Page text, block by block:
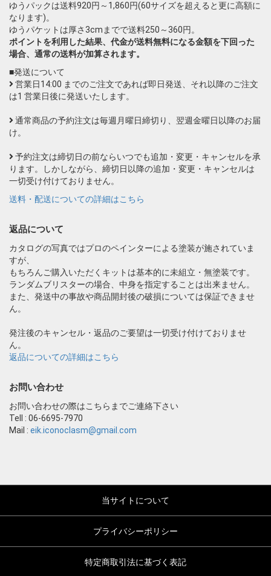
ゆうパックは送料920円～1,860円(60サイズを超えると更に高額に
なります)。
ゆうパケットは厚さ3cmまでで送料250～360円。
ポイントを利用した結果、代金が送料無料になる金額を下回った
場合、通常の送料が加算されます。
■発送について
営業日14:00 までのご注文であれば即日発送、それ以降のご注文
は1 営業日後に発送いたします。
通常商品の予約注文は毎週月曜日締切り、翌週金曜日以降のお届
け。
予約注文は締切日の前ならいつでも追加・変更・キャンセルを承
ります。しかしながら、締切日以降の追加・変更・キャンセルは
一切受け付けておりません。
送料・配送についての詳細はこちら
返品について
カタログの写真ではプロのペインターによる塗装が施されていま
すが、
もちろんご購入いただくキットは基本的に未組立・無塗装です。
ランダムブリスターの場合、中身を指定することは出来ません。
また、発送中の事故や商品開封後の破損については保証できませ
ん。
発注後のキャンセル・返品のご要望は一切受け付けておりませ
ん。
返品についての詳細はこちら
お問い合わせ
お問い合わせの際はこちらまでご連絡下さい
Tell : 06-6695-7970
Mail : eik.iconoclasm@gmail.com
当サイトについて
プライバシーポリシー
特定商取引法に基づく表記